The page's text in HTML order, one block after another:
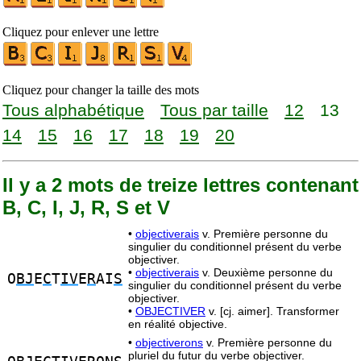
Cliquez pour enlever une lettre
Cliquez pour changer la taille des mots
Tous alphabétique Tous par taille 12
13
14
15 16 17 18 19 20
Il y a 2 mots de treize lettres contenant
B, C, I, J, R, S et V
O BJ ECTIVE RAIS
• objectiverais v. Première personne du
singulier du conditionnel présent du verbe
objectiver.
• objectiverais v. Deuxième personne du
singulier du conditionnel présent du verbe
objectiver.
• OBJECTIVER v. [cj. aimer]. Transformer
en réalité objective.
• objectiverons v. Première personne du
pluriel du futur du verbe objectiver.